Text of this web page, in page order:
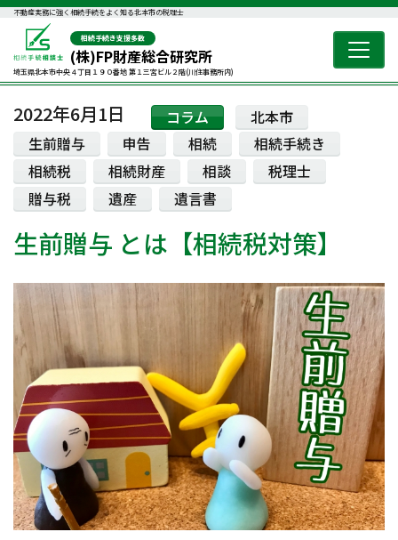
不動産実務に強く相続手続をよく知る北本市の税理士
相続手続き支援多数
(株)FP財産総合研究所
埼玉県北本市中央４丁目１９０番地 第１三宮ビル２階(川住事務所内)
2022年6月1日 コラム
北本市
生前贈与
申告 相続
相続手続き
相続税
相続財産 相談
税理士
贈与税
遺産 遺言書
生前贈与 とは【相続税対策】